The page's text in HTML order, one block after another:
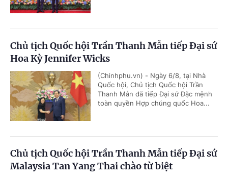
Chủ tịch Quốc hội Trần Thanh Mẫn tiếp Đại sứ
Hoa Kỳ Jennifer Wicks
(Chinhphu.vn) - Ngày 6/8, tại Nhà
Quốc hội, Chủ tịch Quốc hội Trần
Thanh Mẫn đã tiếp Đại sứ Đặc mệnh
toàn quyền Hợp chúng quốc Hoa...
Chủ tịch Quốc hội Trần Thanh Mẫn tiếp Đại sứ
Malaysia Tan Yang Thai chào từ biệt